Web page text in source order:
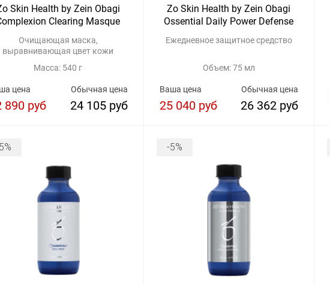
Skin Health by Zein Obagi
Clearing Masque
Очищающая маска,
выравнивающая цвет кожи
Масса: 540 г
Обычная цена
24 105 руб
цена
890 руб
Zo Skin Health by Zein Obagi
Ossential Daily Power Defense
Ежедневное защитное средство
Объем: 75 мл
Обычная цена
26 362 руб
Ваша цена
25 040 руб
-5%